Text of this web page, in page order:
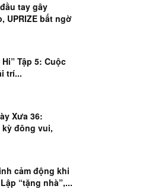
tay gây
UPRIZE bất ngờ
Tập 5: Cuộc
trí...
Xưa 36:
đông vui,
cảm động khi
“tặng nhà”,...